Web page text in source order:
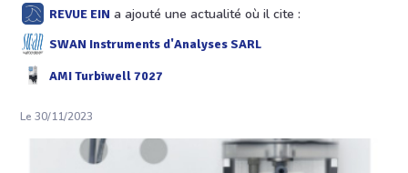
REVUE EIN a ajouté une actualité où il cite :
SWAN Instruments d'Analyses SARL
AMI Turbiwell 7027
Le 30/11/2023